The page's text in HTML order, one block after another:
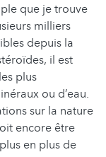
que je trouve
milliers
depuis la
il est
plus
ou d’eau.
sur la nature
encore être
en plus de